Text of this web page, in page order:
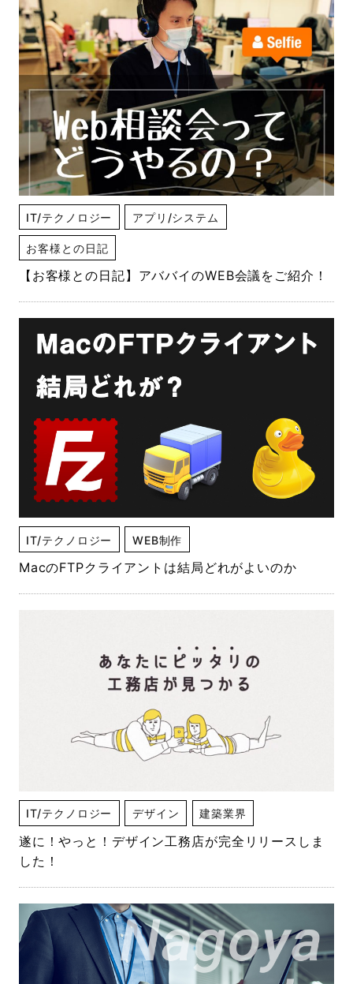
IT/テクノロジー アプリ/システム
お客様との日記
【お客様との日記】アババイのWEB会議をご紹介！
IT/テクノロジー WEB制作
MacのFTPクライアントは結局どれがよいのか
IT/テクノロジー デザイン 建築業界
遂に！やっと！デザイン工務店が完全リリースしま
した！